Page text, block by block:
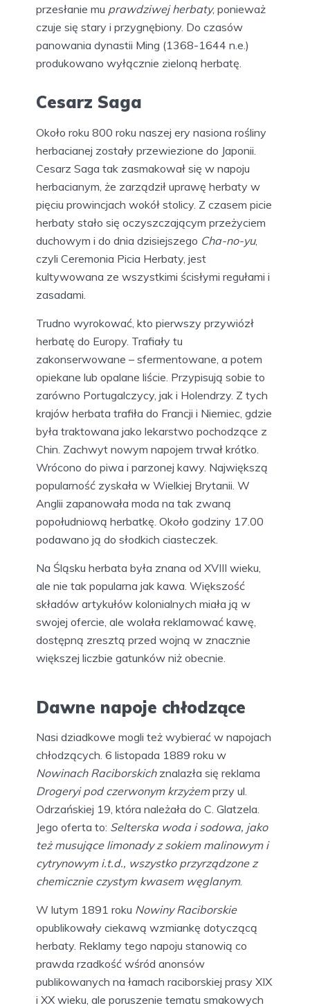
przesłanie mu prawdziwej herbaty, ponieważ
czuje się stary i przygnębiony. Do czasów
panowania dynastii Ming (1368-1644 n.e.)
produkowano wyłącznie zieloną herbatę.
Cesarz Saga
Około roku 800 roku naszej ery nasiona rośliny
herbacianej zostały przewiezione do Japonii.
Cesarz Saga tak zasmakował się w napoju
herbacianym, że zarządził uprawę herbaty w
pięciu prowincjach wokół stolicy. Z czasem picie
herbaty stało się oczyszczającym przeżyciem
duchowym i do dnia dzisiejszego Cha-no-yu,
czyli Ceremonia Picia Herbaty, jest
kultywowana ze wszystkimi ścisłymi regułami i
zasadami.
Trudno wyrokować, kto pierwszy przywiózł
herbatę do Europy. Trafiały tu
zakonserwowane – sfermentowane, a potem
opiekane lub opalane liście. Przypisują sobie to
zarówno Portugalczycy, jak i Holendrzy. Z tych
krajów herbata trafiła do Francji i Niemiec, gdzie
była traktowana jako lekarstwo pochodzące z
Chin. Zachwyt nowym napojem trwał krótko.
Wrócono do piwa i parzonej kawy. Największą
popularność zyskała w Wielkiej Brytanii. W
Anglii zapanowała moda na tak zwaną
popołudniową herbatkę. Około godziny 17.00
podawano ją do słodkich ciasteczek.
Na Śląsku herbata była znana od XVIII wieku,
ale nie tak popularna jak kawa. Większość
składów artykułów kolonialnych miała ją w
swojej ofercie, ale wolała reklamować kawę,
dostępną zresztą przed wojną w znacznie
większej liczbie gatunków niż obecnie.
Dawne napoje chłodzące
Nasi dziadkowe mogli też wybierać w napojach
chłodzących. 6 listopada 1889 roku w
Nowinach Raciborskich znalazła się reklama
Drogeryi pod czerwonym krzyżemprzy ul.
Odrzańskiej 19, która należała do C. Glatzela.
Jego oferta to: Selterska woda i sodowa, jako
też musujące limonady z sokiem malinowym i
cytrynowym i.t.d., wszystko przyrządzone z
chemicznie czystym kwasem węglanym.
W lutym 1891 roku Nowiny Raciborskie
opublikowały ciekawą wzmiankę dotyczącą
herbaty. Reklamy tego napoju stanowią co
prawda rzadkość wśród anonsów
publikowanych na łamach raciborskiej prasy XIX
i XX wieku, ale poruszenie tematu smakowych